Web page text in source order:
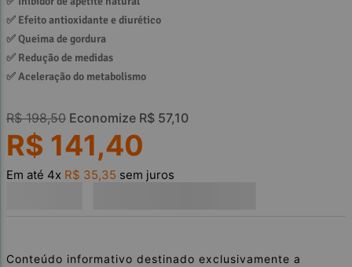
✅ Efeito antioxidante e diurético
✅ Queima de gordura
✅ Redução de medidas
✅ Aceleração do metabolismo
R$ 198,50 Economize R$ 57,10
R$ 141,40
Em até 4x R$ 35,35 sem juros
Conteúdo informativo destinado exclusivamente a